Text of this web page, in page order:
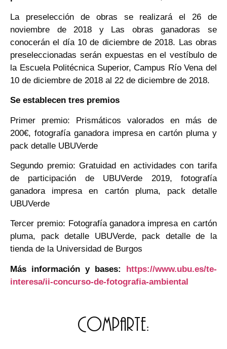
La preselección de obras se realizará el 26 de
noviembre de 2018 y Las obras ganadoras se
conocerán el día 10 de diciembre de 2018. Las obras
preseleccionadas serán expuestas en el vestíbulo de
la Escuela Politécnica Superior, Campus Río Vena del
10 de diciembre de 2018 al 22 de diciembre de 2018.
Se establecen tres premios
Primer premio: Prismáticos valorados en más de
200€, fotografía ganadora impresa en cartón pluma y
pack detalle UBUVerde
Segundo premio: Gratuidad en actividades con tarifa
de participación de UBUVerde 2019, fotografía
ganadora impresa en cartón pluma, pack detalle
UBUVerde
Tercer premio: Fotografía ganadora impresa en cartón
pluma, pack detalle UBUVerde, pack detalle de la
tienda de la Universidad de Burgos
Más información y bases:
https://www.ubu.es/te-
interesa/ii-concurso-de-fotografia-ambiental
Comparte: